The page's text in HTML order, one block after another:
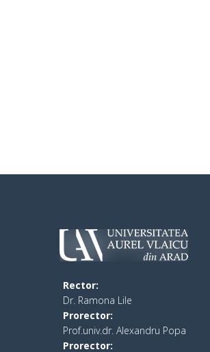
Rector:
​Dr. Ramona Lile
Prorector:
Prof.univ.dr. Alexandru Popa
Prorector: